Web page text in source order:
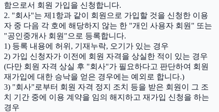
함으로서 회원 가입을 신청합니다.
2. "회사"는 제1항과 같이 회원으로 가입할 것을 신청한 이용
자 중 다음 각 호에 해당하지 않는 한 "개인 사용자 회원" 또는
"공인중개사 회원"으로 등록합니다.
1) 등록 내용에 허위, 기재누락, 오기가 있는 경우
2) 가입 신청자가 이전에 회원 자격을 상실한 적이 있는 경우
(다만 회원 자격 상실 후 "회사"가 필요하다고 판단하여 회원
재가입에 대한 승낙을 얻은 경우에는 예외로 합니다.)
3) "회사"로부터 회원 자격 정지 조치 등을 받은 회원이 그 조
치 기간 중에 이용 계약을 임의 해지하고 재가입 신청을 하는
경우